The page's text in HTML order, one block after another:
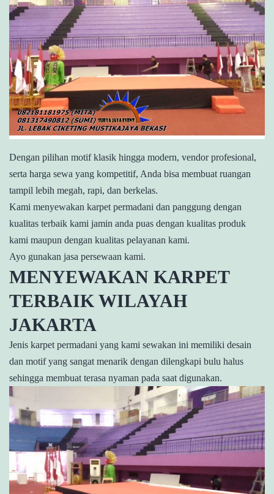
Dengan pilihan motif klasik hingga modern, vendor profesional,
serta harga sewa yang kompetitif, Anda bisa membuat ruangan
tampil lebih megah, rapi, dan berkelas.
Kami menyewakan karpet permadani dan panggung dengan
kualitas terbaik kami jamin anda puas dengan kualitas produk
kami maupun dengan kualitas pelayanan kami.
Ayo gunakan jasa persewaan kami.
MENYEWAKAN KARPET
TERBAIK WILAYAH
JAKARTA
Jenis karpet permadani yang kami sewakan ini memiliki desain
dan motif yang sangat menarik dengan dilengkapi bulu halus
sehingga membuat terasa nyaman pada saat digunakan.